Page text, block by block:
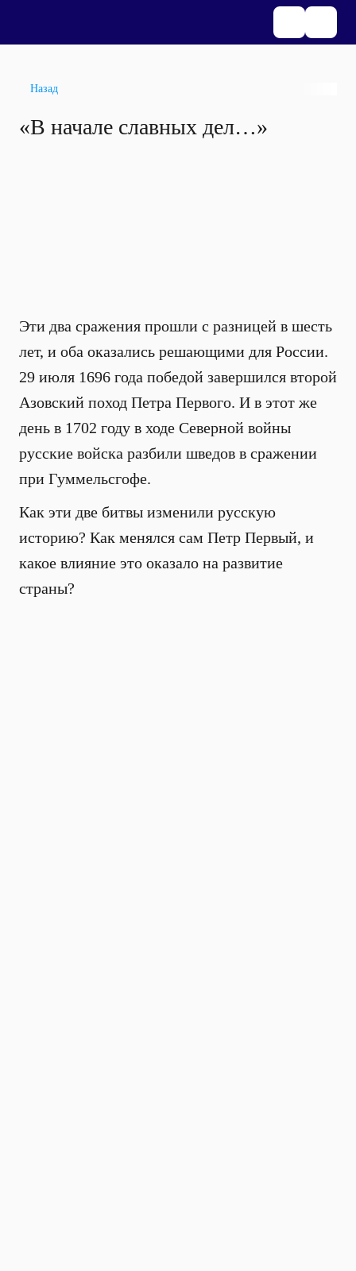
Назад
«В начале славных дел…»
Эти два сражения прошли с разницей в шесть
лет, и оба оказались решающими для России.
29 июля 1696 года победой завершился второй
Азовский поход Петра Первого. И в этот же
день в 1702 году в ходе Северной войны
русские войска разбили шведов в сражении
при Гуммельсгофе.
Как эти две битвы изменили русскую
историю? Как менялся сам Петр Первый, и
какое влияние это оказало на развитие
страны?